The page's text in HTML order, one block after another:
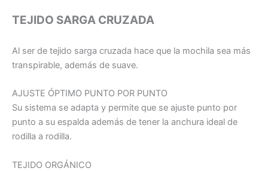
TEJIDO SARGA CRUZADA
Al ser de tejido sarga cruzada hace que la mochila sea más
transpirable, además de suave.
AJUSTE ÓPTIMO PUNTO POR PUNTO
Su sistema se adapta y permite que se ajuste punto por
punto a su espalda además de tener la anchura ideal de
rodilla a rodilla.
TEJIDO ORGÁNICO